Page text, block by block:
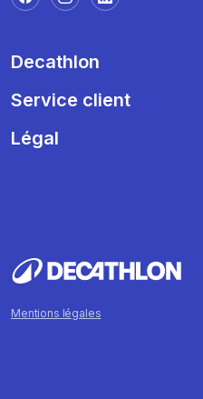
Decathlon
Service client
Légal
Mentions légales